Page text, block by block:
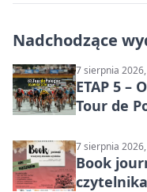
Nadchodzące
7 sierpnia
ETAP 5 –
Tour de
7 sierpnia
Book
czytelnika